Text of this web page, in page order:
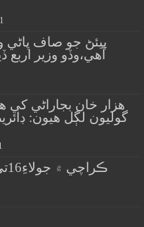
1
پيئڻ جو صاف پاڻي
آهي،وڏو وزير
گوليون لڳل هيون: